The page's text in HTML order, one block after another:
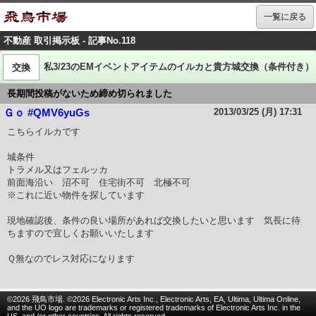
一覧に戻る
不動産 取引掲示板 - 記事No.118
交換 私3/23のEMイベントアイテムのイルカと貴方城交換（条件付き）
長期間投稿がないため締め切られました
Ｇｏ #QMV6yuGs
2013/03/25 (月) 17:31
こちらイルカです
城条件
トラメル又はフェルッカ
前面海沿い 沼不可 住宅街不可 北極不可
※これに近い物件を探しています
現地確認後、条件の良い場所があれば交換したいと思います 気長に待
ちますので宜しくお願いいたします
Ｑ無なのでレス対応になります
©2026 飛鳥市場. ©2026 Electronic Arts Inc., Electronic Arts, EA, Ultima, Ultima Online,
and the UO logo are trademarks or registered trademarks of Electronic Arts Inc. in the